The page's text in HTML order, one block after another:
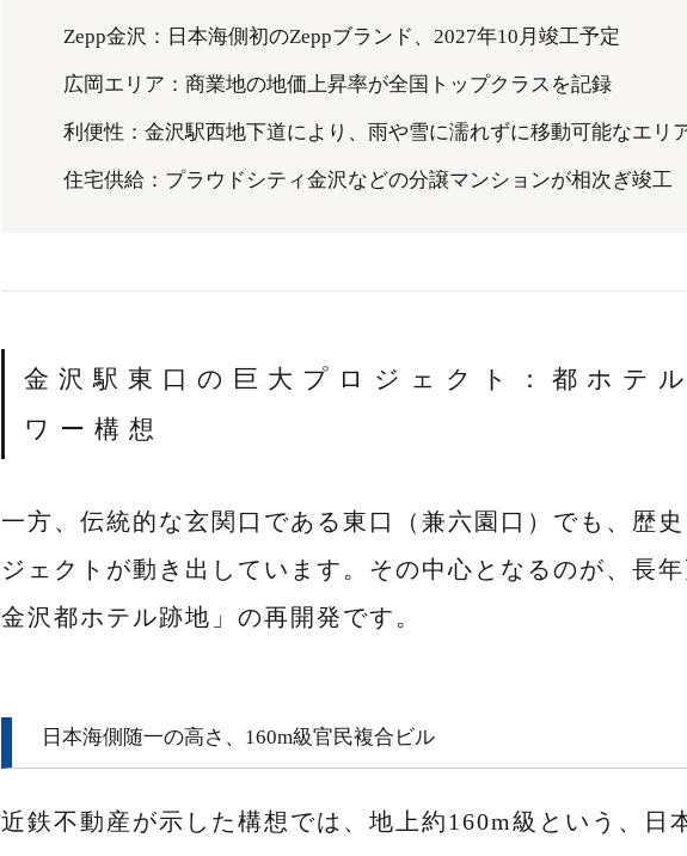
Zepp金沢：日本海側初のZeppブランド、2027年10月竣工予定
広岡エリア：商業地の地価上昇率が全国トップクラスを記録
利便性：金沢駅西地下道により、雨や雪に濡れずに移動可能なエリ
住宅供給：プラウドシティ金沢などの分譲マンションが相次ぎ竣工
金沢駅東口の巨大プロジェクト：都ホテ
ワー構想
一方、伝統的な玄関口である東口（兼六園口）でも、歴
ジェクトが動き出しています。その中心となるのが、長
金沢都ホテル跡地」の再開発です。
日本海側随一の高さ、160m級官民複合ビル
近鉄不動産が示した構想では、地上約160m級という、日